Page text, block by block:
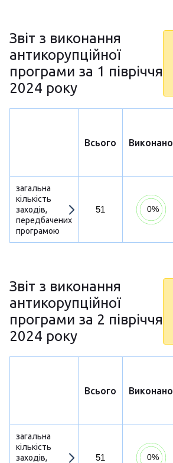
Звіт з виконання
антикорупційної
програми за 1 півріччя
2024 року
Всього Виконано
загальна
кількість
заходів,
передбачених
програмою
51
Звіт з виконання
антикорупційної
програми за 2 півріччя
2024 року
Всього Виконано
загальна
кількість
заходів,
51